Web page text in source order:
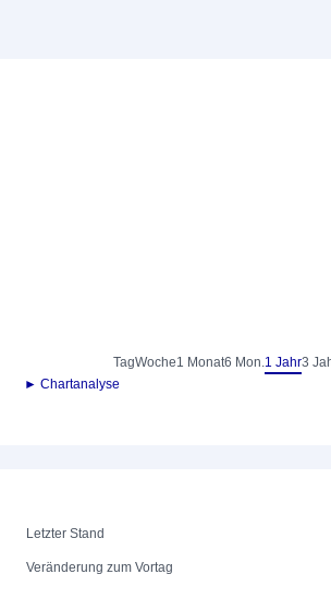
TagWoche1 Monat6 Mon.1 Jahr3
► Chartanalyse
Letzter Stand
Veränderung zum Vortag